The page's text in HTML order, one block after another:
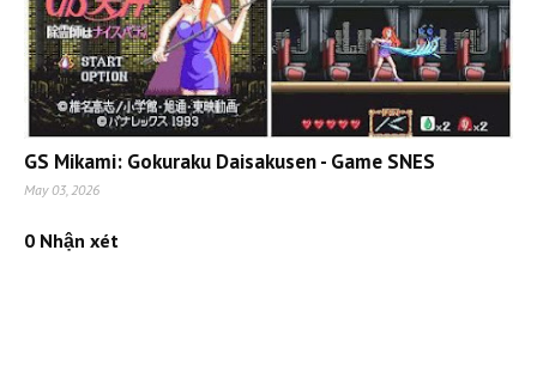
GS Mikami: Gokuraku Daisakusen - Game SNES
May 03, 2026
0 Nhận xét